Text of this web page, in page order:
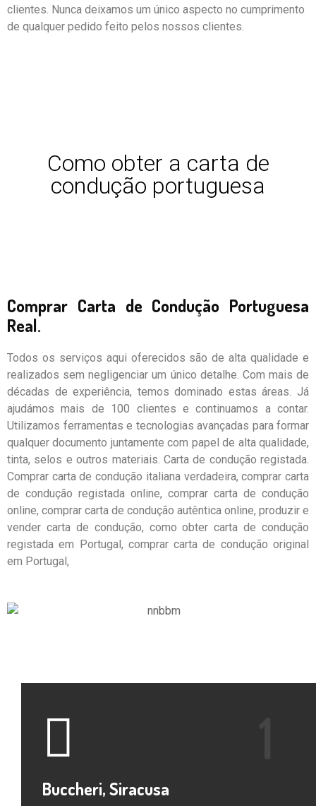
clientes. Nunca deixamos um único aspecto no cumprimento
de qualquer pedido feito pelos nossos clientes.
Como obter a carta de
condução portuguesa
Comprar Carta de Condução Portuguesa
Real.
Todos os serviços aqui oferecidos são de alta qualidade e
realizados sem negligenciar um único detalhe. Com mais de
décadas de experiência, temos dominado estas áreas. Já
ajudámos mais de 100 clientes e continuamos a contar.
Utilizamos ferramentas e tecnologias avançadas para formar
qualquer documento juntamente com papel de alta qualidade,
tinta, selos e outros materiais. Carta de condução registada.
Comprar carta de condução italiana verdadeira, comprar carta
de condução registada online, comprar carta de condução
online, comprar carta de condução autêntica online, produzir e
vender carta de condução, como obter carta de condução
registada em Portugal, comprar carta de condução original
em Portugal,
Buccheri, Siracusa